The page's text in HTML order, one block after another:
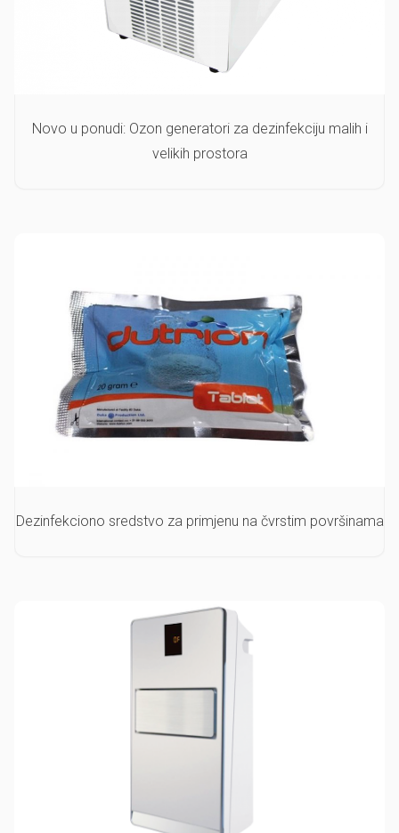
Novo u ponudi: Ozon generatori za dezinfekciju malih i
velikih prostora
Dezinfekciono sredstvo za primjenu na čvrstim površinama